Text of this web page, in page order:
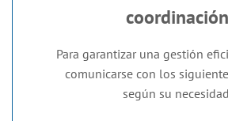
coordinación
Para garantizar una gestión
comunicarse con los
según su